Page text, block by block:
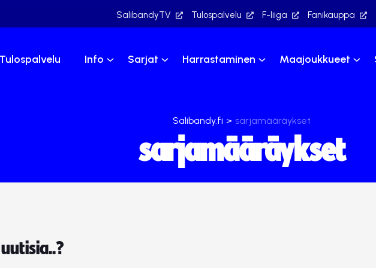
SalibandyTV Tulospalvelu F-liiga Fanikauppa
Tulospalvelu Info Sarjat Harrastaminen Maajoukkueet
Salibandy.fi > sarjamääräykset
sarjamääräykset